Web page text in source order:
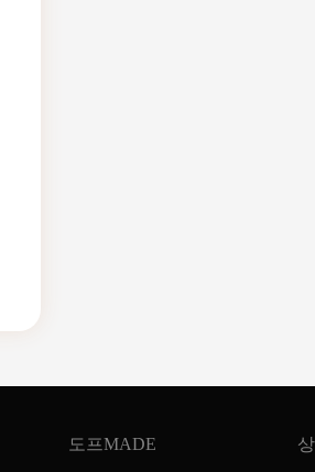
도프MADE